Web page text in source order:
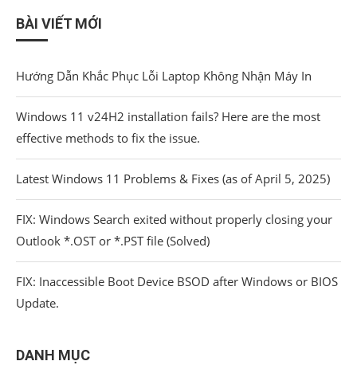
BÀI VIẾT MỚI
Hướng Dẫn Khắc Phục Lỗi Laptop Không Nhận Máy In
Windows 11 v24H2 installation fails? Here are the most
effective methods to fix the issue.
Latest Windows 11 Problems & Fixes (as of April 5, 2025)
FIX: Windows Search exited without properly closing your
Outlook *.OST or *.PST file (Solved)
FIX: Inaccessible Boot Device BSOD after Windows or BIOS
Update.
DANH MỤC